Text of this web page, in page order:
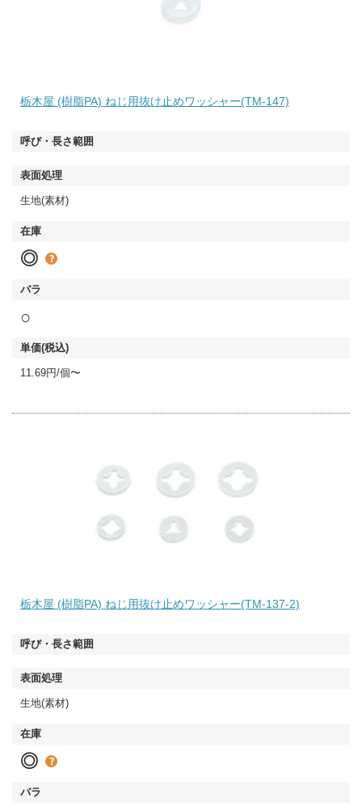
栃木屋 (樹脂PA) ねじ用抜け止めワッシャー(TM-147)
生地(素材)
◎
○
11.69円/個〜
栃木屋 (樹脂PA) ねじ用抜け止めワッシャー(TM-137-2)
生地(素材)
◎